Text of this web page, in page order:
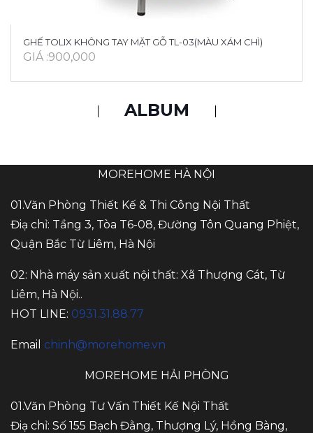
GHẾ TOLIX KHÔNG TAY MẶT GỖ TL-03(MÀU XÁM CHÌ)
GIÁ :900,000
ALBUM
MOREHOME HÀ NỘI
01.Văn Phòng Thiết Kế & Thi Công Nội Thất
Điạ chỉ: Tầng 3, Tòa T6-08, Đường Tôn Quang Phiệt,
Quận Bắc Từ Liêm, Hà Nội
02: Nhà máy sản xuất nội thất: Xã Thượng Cát, Từ
Liêm, Hà Nội..
HOT LINE: 0931.31.88.77
Email chinh@morehome.vn
MOREHOME HẢI PHÒNG
01.Văn Phòng Tư Vấn Thiết Kế Nội Thất
Điạ chỉ: Số 155 Bạch Đằng, Thượng Lý, Hồng Bàng,